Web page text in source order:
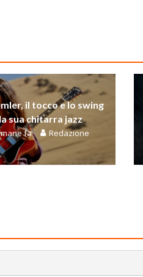
il tocco e lo swing
sua chitarra jazz
fa Redazione